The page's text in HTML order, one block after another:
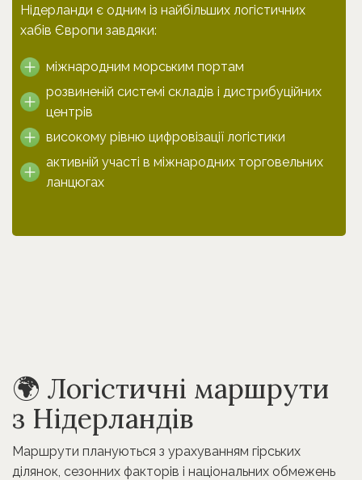
Нідерланди є одним із найбільших логістичних
хабів Європи завдяки:
міжнародним морським портам
розвиненій системі складів і дистрибуційних
центрів
високому рівню цифровізації логістики
активній участі в міжнародних торговельних
ланцюгах
🌍 Логістичні маршрути
з Нідерландів
Маршрути плануються з урахуванням гірських
ділянок, сезонних факторів і національних обмежень